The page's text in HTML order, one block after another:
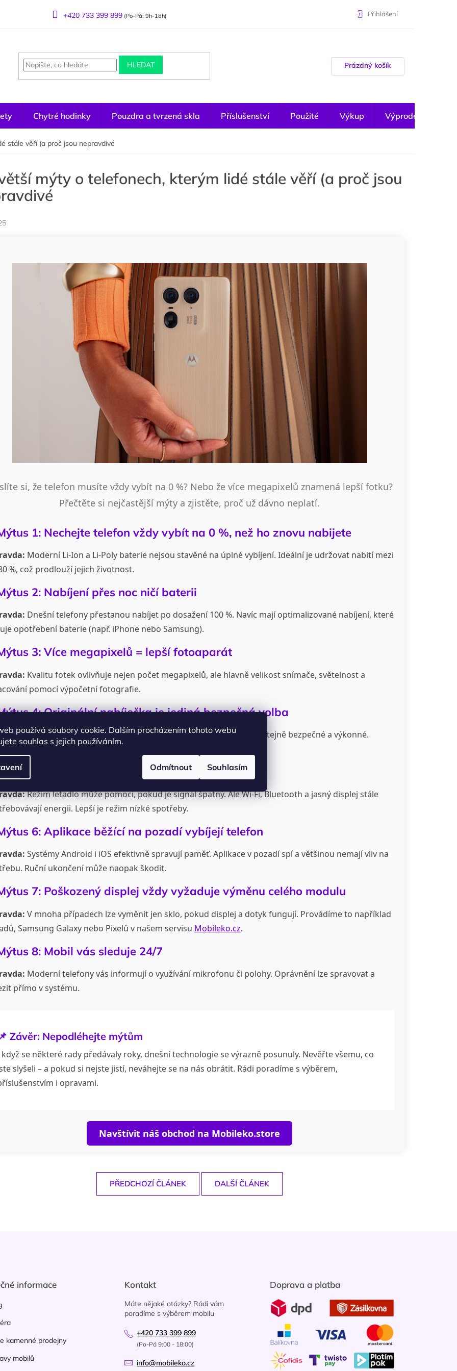
používá soubory cookie. Dalším procházením tohoto webu
souhlas s jejich používáním.
Odmítnout Souhlasím
+420 733 399 899(Po-Pá: 9h-18h) Přihlášení
HLEDAT Nákupní košík
Prázdný košík
Výprodej
Chytré hodinky Pouzdra a tvrzená skla Příslušenství Použité Výkup
stále věří (a proč jsou nepravdivé
mýty o telefonech, kterým lidé stále věří (a proč jsou
si, že telefon musíte vždy vybít na 0 %? Nebo že více megapixelů znamená lepší fotku?
Přečtěte si nejčastější mýty a zjistěte, proč už dávno neplatí.
1: Nechejte telefon vždy vybít na 0 %, než ho znovu nabijete
Moderní Li-Ion a Li-Poly baterie nejsou stavěné na úplné vybíjení. Ideální je udržovat nabití mezi
%, což prodlouží jejich životnost.
2: Nabíjení přes noc ničí baterii
Dnešní telefony přestanou nabíjet po dosažení 100 %. Navíc mají optimalizované nabíjení, které
opotřebení baterie (např. iPhone nebo Samsung).
3: Více megapixelů = lepší fotoaparát
Kvalitu fotek ovlivňuje nejen počet megapixelů, ale hlavně velikost snímače, světelnost a
pomocí výpočetní fotografie.
4: Originální nabíječka je jediná bezpečná volba
Existují certifikované nabíječky (např. MFi u Apple), které jsou stejně bezpečné a výkonné.
je i na
Mobileko.store
5: Režim letadlo šetří baterii
Režim letadlo může pomoci, pokud je signál špatný. Ale Wi-Fi, Bluetooth a jasný displej stále
energii. Lepší je režim nízké spotřeby.
6: Aplikace běžící na pozadí vybíjejí telefon
Systémy Android i iOS efektivně spravují paměť. Aplikace v pozadí spí a většinou nemají vliv na
Ruční ukončení může naopak škodit.
7: Poškozený displej vždy vyžaduje výměnu celého modulu
V mnoha případech lze vyměnit jen sklo, pokud displej a dotyk fungují. Provádíme to například
Samsung Galaxy nebo Pixelů v našem servisu Mobileko.cz.
8: Mobil vás sleduje 24/7
Moderní telefony vás informují o využívání mikrofonu či polohy. Oprávnění lze spravovat a
přímo v systému.
Závěr: Nepodléhejte mýtům
se některé rady předávaly roky, dnešní technologie se výrazně posunuly. Nevěřte všemu, co
slyšeli – a pokud si nejste jistí, neváhejte se na nás obrátit. Rádi poradíme s výběrem,
i opravami.
Navštívit náš obchod na Mobileko.store
PŘEDCHOZÍ ČLÁNEK DALŠÍ ČLÁNEK
informace
kamenné prodejny
mobilů
Kontakt
Máte nějaké otázky? Rádi vám
poradíme s výběrem mobilu
+420 733 399 899
(Po-Pá 9:00 - 18:00)
info@mobileko.cz
Doprava a platba